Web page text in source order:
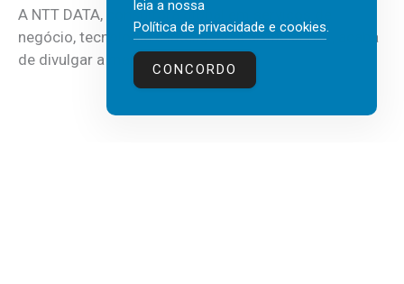
A NTT DATA, consultora global em serviços de
negócio, tecnologia e inteligência artificial (IA), acaba
de divulgar a mais recente...
leia a nossa
Política de privacidade e cookies.
CONCORDO